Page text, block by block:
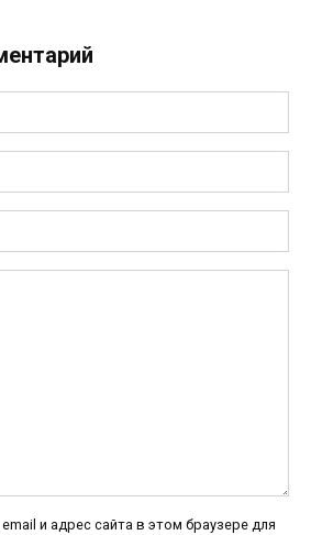
и адрес сайта в этом браузере для